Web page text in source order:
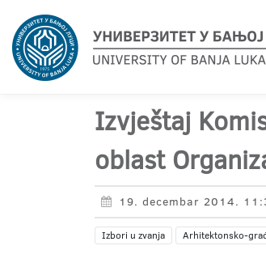
Izvještaj
oblast
19. decembar 2014.
Izbori u zvanja Arhitektonsko-